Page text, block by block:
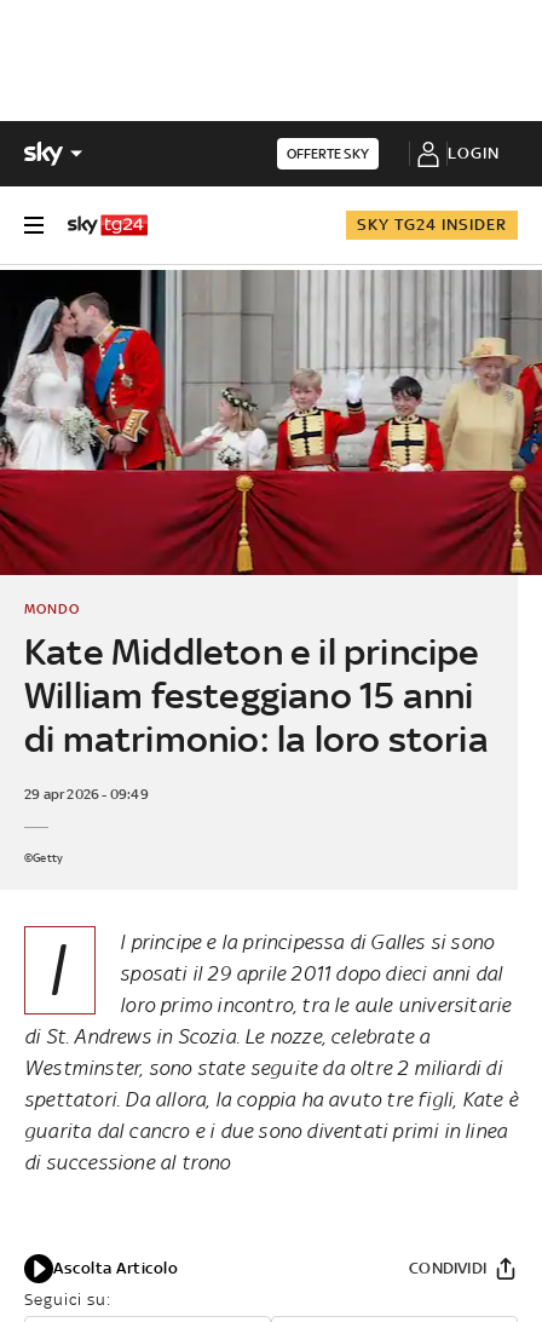
OFFERTE SKY LOGIN
SKY TG24 INSIDER
Kate Middleton e il principe
William festeggiano 15 anni
di matrimonio: la loro storia
MONDO
29 apr 2026 - 09:49
©Getty
I
l principe e la principessa di Galles si sono
sposati il 29 aprile 2011 dopo dieci anni dal
loro primo incontro, tra le aule universitarie
di St. Andrews in Scozia. Le nozze, celebrate a
Westminster, sono state seguite da oltre 2 miliardi di
spettatori. Da allora, la coppia ha avuto tre figli, Kate è
guarita dal cancro e i due sono diventati primi in linea
di successione al trono
Ascolta Articolo
Seguici su:
CONDIVIDI